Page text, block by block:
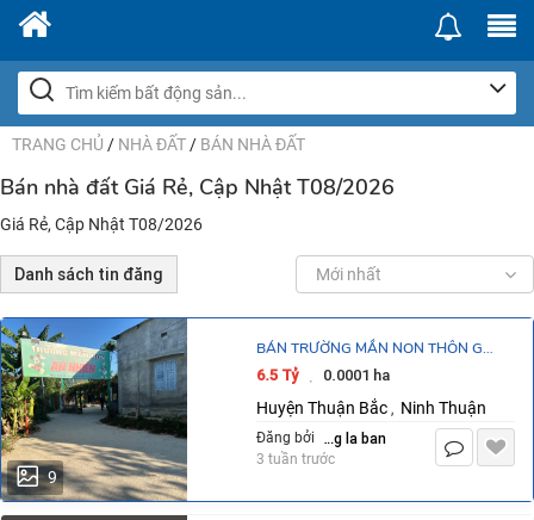
TRANG CHỦ / NHÀ ĐẤT / BÁN NHÀ ĐẤT
Bán nhà đất Giá Rẻ, Cập Nhật T08/2026
Giá Rẻ, Cập Nhật T08/2026
Danh sách tin đăng Mới nhất
9
BÁN TRƯỜNG MẦN NON THÔN GÒ
SẠN, XÃ BẮC PHONG, HUYỆN
THUẬN BẮC. LH:0906000199.
6.5 Tỷ · 0.0001 ha
Huyện Thuận Bắc , Ninh Thuận
Đăng bởi dang la ban
3 tuần trước